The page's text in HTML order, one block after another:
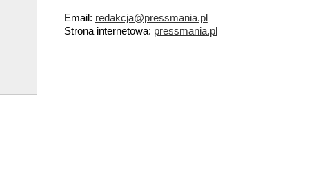
Email: redakcja@pressmania.pl
Strona internetowa: pressmania.pl